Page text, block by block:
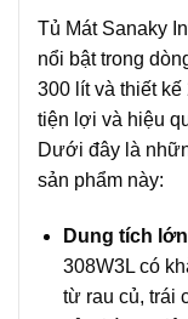
Tủ Mát Sanaky
nổi bật trong
300 lít và thiết
tiện lợi và hiệu
Dưới đây là
sản phẩm này:
Dung tích
308W3L có
từ rau củ, trái